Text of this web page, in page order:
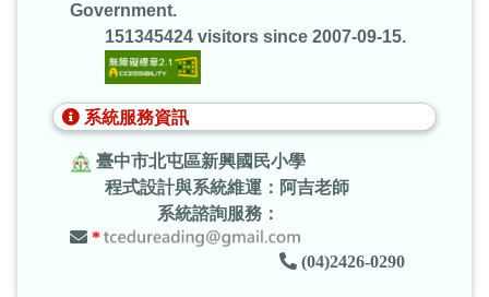
Government.
151345424 visitors since 2007-09-15.
系統服務資訊
臺中市北屯區新興國民小學
程式設計與系統維運：阿吉老師
系統諮詢服務：
*
(04)2426-0290